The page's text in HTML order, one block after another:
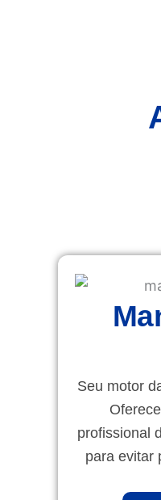
Seu motor
profissional
para evitar